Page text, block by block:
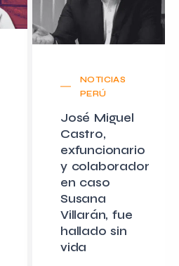
BLOG
la definición
de PEP
según la
Resolución
SBS en Perú
El pasado 17 de
agosto de 2025,
la
Superintendencia
de Banca,
Seguros y AFP